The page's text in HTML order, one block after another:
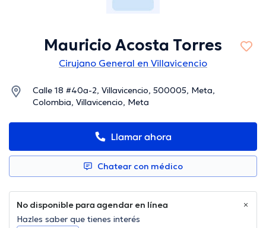
Mauricio Acosta Torres
Cirujano General en Villavicencio
Calle 18 #40a-2, Villavicencio, 500005, Meta,
Colombia, Villavicencio, Meta
Llamar ahora
Chatear con médico
No disponible para agendar en línea
Hazles saber que tienes interés